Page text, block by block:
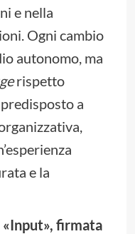
e nella
Ogni cambio
autonomo, ma
rispetto
a
e la
«Input», firmata